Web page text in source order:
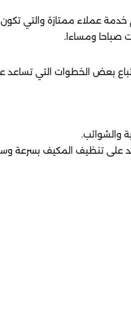
عملاء ممتازة والتي
صباحا ومساءا.
بعض الخطوات التي
والشوائب.
على تنظيف المكيف بسرعة